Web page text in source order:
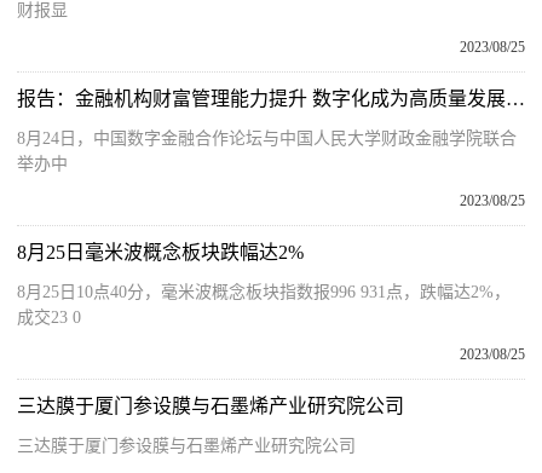
财报显
2023/08/25
报告：金融机构财富管理能力提升 数字化成为高质量发展核心动能
8月24日，中国数字金融合作论坛与中国人民大学财政金融学院联合
举办中
2023/08/25
8月25日毫米波概念板块跌幅达2%
8月25日10点40分，毫米波概念板块指数报996 931点，跌幅达2%，
成交23 0
2023/08/25
三达膜于厦门参设膜与石墨烯产业研究院公司
三达膜于厦门参设膜与石墨烯产业研究院公司